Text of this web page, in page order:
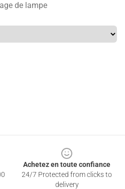
de lampe
Achetez en toute confiance
24/7 Protected from clicks to
delivery